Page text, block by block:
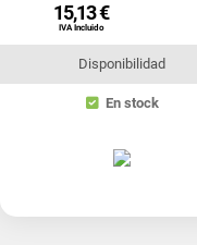
15,13 €
IVA Incluido
Disponibilidad
En stock